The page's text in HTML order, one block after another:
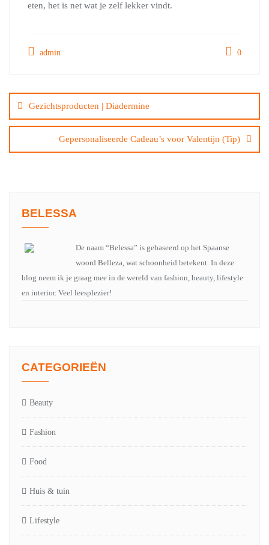
eten, het is net wat je zelf lekker vindt.
admin 0
navigatie
Gezichtsproducten | Diadermine
Gepersonaliseerde Cadeau’s voor Valentijn (Tip)
BELESSA
De naam “Belessa” is gebaseerd op het Spaanse
woord Belleza, wat schoonheid betekent. In deze
blog neem ik je graag mee in de wereld van fashion, beauty, lifestyle
en interior. Veel leesplezier!
CATEGORIEËN
Beauty
Fashion
Food
Huis & tuin
Lifestyle